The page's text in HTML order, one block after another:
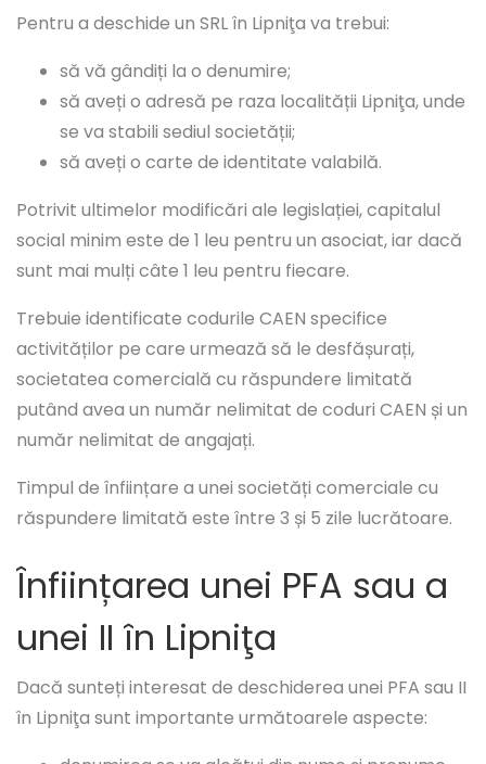
Pentru a deschide un SRL în Lipniţa va trebui:
să vă gândiți la o denumire;
să aveți o adresă pe raza localității Lipniţa, unde
se va stabili sediul societății;
să aveți o carte de identitate valabilă.
Potrivit ultimelor modificări ale legislației, capitalul
social minim este de 1 leu pentru un asociat, iar dacă
sunt mai mulți câte 1 leu pentru fiecare.
Trebuie identificate codurile CAEN specifice
activităților pe care urmează să le desfășurați,
societatea comercială cu răspundere limitată
putând avea un număr nelimitat de coduri CAEN și un
număr nelimitat de angajați.
Timpul de înființare a unei societăți comerciale cu
răspundere limitată este între 3 și 5 zile lucrătoare.
Înființarea unei PFA sau a
unei II în Lipniţa
Dacă sunteți interesat de deschiderea unei PFA sau II
în Lipniţa sunt importante următoarele aspecte: